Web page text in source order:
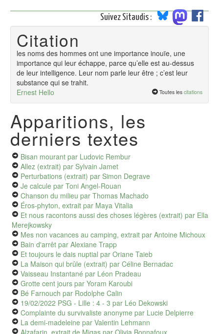
Suivez Sitaudis :
Citation
les noms des hommes ont une importance inouïe, une
importance qui leur échappe, parce qu’elle est au-dessus
de leur intelligence. Leur nom parle leur être ; c’est leur
substance qui se trahit.
Ernest Hello
Toutes les citations
Apparitions, les
derniers textes
Bisan mourant par Ludovic Rembur
Allez (extrait) par Sylvain Jamet
Perturbations (extrait) par Simon Degrave
Je calcule par Toni Angel-Rouan
Chanson du milieu par Thomas Machado
Éros-phyton, extrait par Maya Vitalia
Et nous racontons aussi des choses légères (extrait) par Ella
Merejkowsky
Mes non vacances au camping, extrait par Antoine Michoux
Bain d'arrêt par Alexiane Trapp
Et toujours le dais nuptial par Oriane Taieb
La Maison qui brûle (extrait) par Céline Bernadac
Vaisseau Instantané par Léon Pradeau
Grotte cent jours par Yoram Karoubi
Bé Farnouch par Rodolphe Calin
19/02/2022 PSG - Lille : 4 - 3 par Léo Dekowski
Complainte du survivaliste anonyme par Lucie Delpierre
La demi-madeleine par Valentin Lehmann